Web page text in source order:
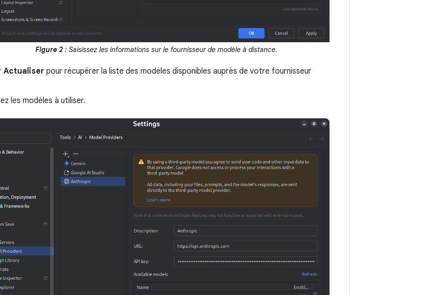
Figure 2 : Saisissez les informations sur le fournisseur de modèle à distance.
Actualiser pour récupérer la liste des modèles disponibles auprès de votre fournisseur
les modèles à utiliser.